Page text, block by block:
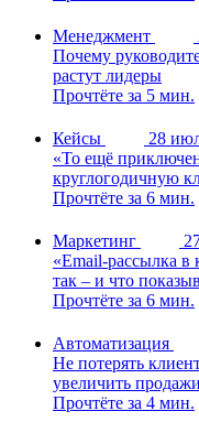
Менеджмент
Почему
растут лидеры
Прочтёте за 5 мин.
Кейсы
28
«То ещё
круглогодичную
Прочтёте за 6 мин.
Маркетинг
«Email-рассылка в
так – и что
Прочтёте за 6 мин.
Автоматизация
Не потерять
увеличить продажи
Прочтёте за 4 мин.